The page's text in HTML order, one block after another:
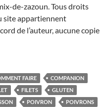
de-zazoun. Tous droits
site appartiennent
de l’auteur, aucune copie
FAIRE
COMPANION
FILETS
GLUTEN
POIVRON
POIVRONS